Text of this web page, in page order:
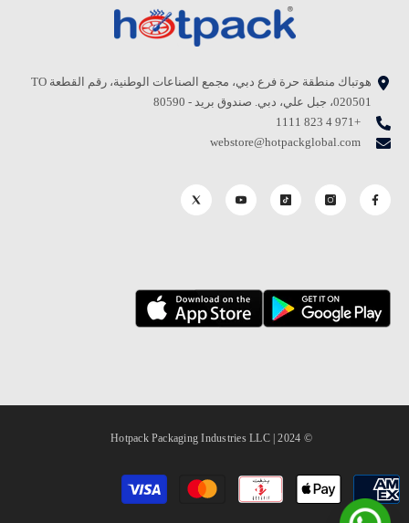
هوتباك منطقة حرة فرع دبي، مجمع الصناعات الوطنية، رقم القطعة TO
020501، جبل علي، دبي. صندوق بريد - 80590
+971 4 823 1111
webstore@hotpackglobal.com
© 2024 | Hotpack Packaging Industries LLC
طرق
الدفع